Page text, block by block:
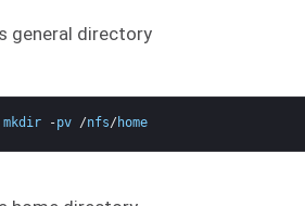
mkdir -pv /nfs/ home